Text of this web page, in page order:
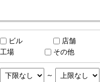
ビル 店舗
工場
その他
～